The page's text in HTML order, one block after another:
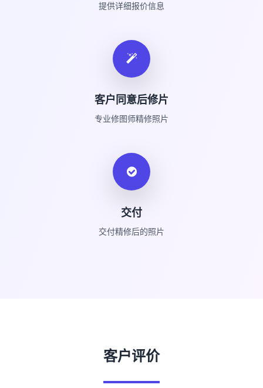
提供详细报价信息
客户同意后修片
专业修图师精修照片
交付
交付精修后的照片
客户评价